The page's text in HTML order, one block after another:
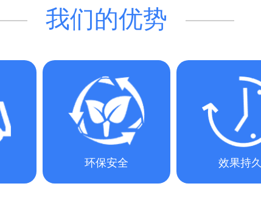
我们的优势
环保安全 效果持久